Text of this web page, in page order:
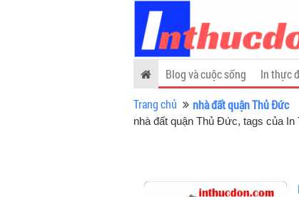
Blog và cuộc sống
In thực
Trang chủ
nhà đất quận Thủ Đức
nhà đất quận Thủ Đức, tags của